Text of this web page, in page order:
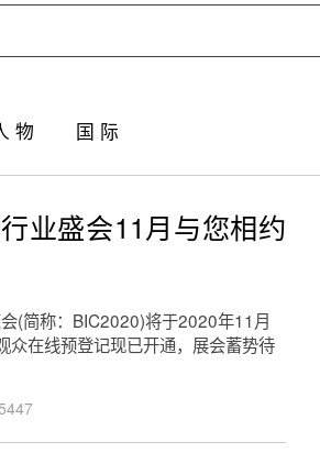
物 国 际
业盛会11月与您相约
(简称：BIC2020)将于2020年11月
在线预登记现已开通，展会蓄势待